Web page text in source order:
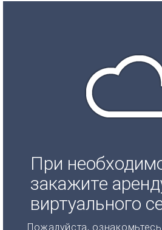
При
закажите
виртуального
Пожалуйста,